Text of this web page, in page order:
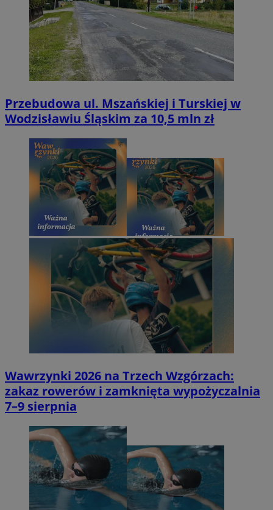
Przebudowa ul. Mszańskiej i Turskiej w
Wodzisławiu Śląskim za 10,5 mln zł
Wawrzynki 2026 na Trzech Wzgórzach:
zakaz rowerów i zamknięta wypożyczalnia
7–9 sierpnia